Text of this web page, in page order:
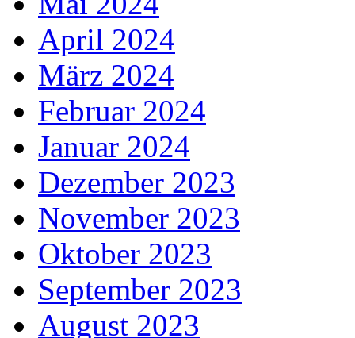
April 2024
März 2024
Februar 2024
Januar 2024
Dezember 2023
November 2023
Oktober 2023
September 2023
August 2023